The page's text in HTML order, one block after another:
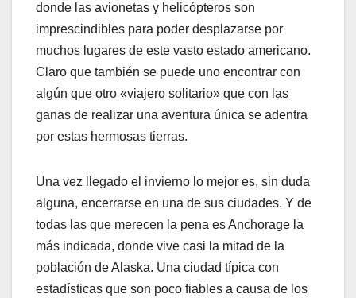
donde las avionetas y helicópteros son
imprescindibles para poder desplazarse por
muchos lugares de este vasto estado americano.
Claro que también se puede uno encontrar con
algún que otro «viajero solitario» que con las
ganas de realizar una aventura única se adentra
por estas hermosas tierras.
Una vez llegado el invierno lo mejor es, sin duda
alguna, encerrarse en una de sus ciudades. Y de
todas las que merecen la pena es Anchorage la
más indicada, donde vive casi la mitad de la
población de Alaska. Una ciudad típica con
estadísticas que son poco fiables a causa de los